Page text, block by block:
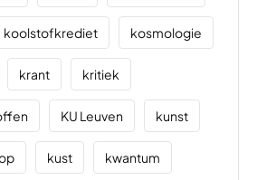
koolstofkrediet kosmologie
krant kritiek
KU Leuven kunst
kust kwantum